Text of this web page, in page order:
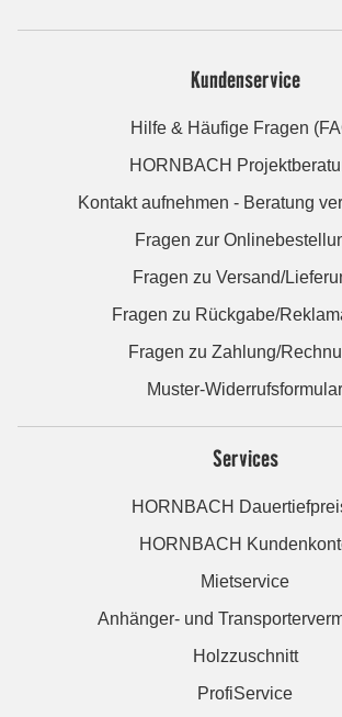
Kundenservice
Hilfe & Häufige Fragen
HORNBACH
Kontakt aufnehmen - Beratung
Fragen zur
Fragen zu Versand/
Fragen zu Rückgabe/
Fragen zu Zahlung/
Muster-Widerrufsformular
Services
HORNBACH
HORNBACH
Mietservice
Anhänger- und
Holzzuschnitt
ProfiService